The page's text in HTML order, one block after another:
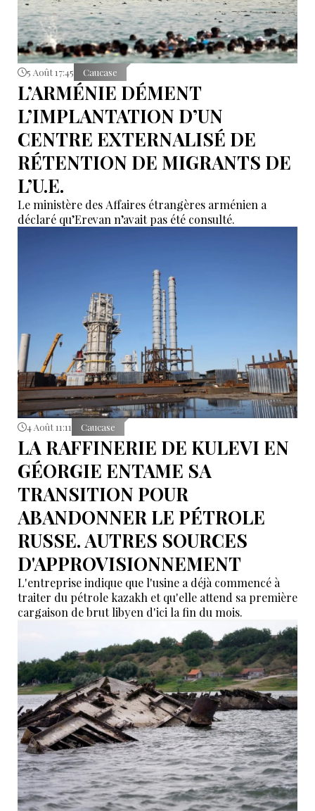
5 Août 17:45 Caucase
L’ARMÉNIE DÉMENT
L’IMPLANTATION D’UN
CENTRE EXTERNALISÉ DE
RÉTENTION DE MIGRANTS DE
L’U.E.
Le ministère des Affaires étrangères arménien a
déclaré qu’Erevan n’avait pas été consulté.
4 Août 11:11 Caucase
LA RAFFINERIE DE KULEVI EN
GÉORGIE ENTAME SA
TRANSITION POUR
ABANDONNER LE PÉTROLE
RUSSE. AUTRES SOURCES
D'APPROVISIONNEMENT
L'entreprise indique que l'usine a déjà commencé à
traiter du pétrole kazakh et qu'elle attend sa première
cargaison de brut libyen d'ici la fin du mois.